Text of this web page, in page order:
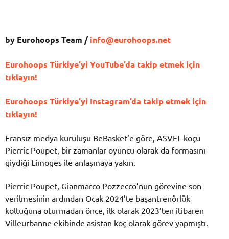
by Eurohoops Team /info@eurohoops.net
Eurohoops Türkiye’yi YouTube’da takip etmek için
tıklayın!
Eurohoops Türkiye’yi Instagram’da takip etmek için
tıklayın!
Fransız medya kuruluşu BeBasket’e göre, ASVEL koçu
Pierric Poupet, bir zamanlar oyuncu olarak da formasını
giydiği Limoges ile anlaşmaya yakın.
Pierric Poupet, Gianmarco Pozzecco’nun görevine son
verilmesinin ardından Ocak 2024’te başantrenörlük
koltuğuna oturmadan önce, ilk olarak 2023’ten itibaren
Villeurbanne ekibinde asistan koç olarak görev yapmıştı.